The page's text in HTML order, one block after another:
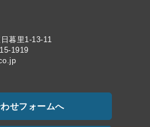
暮里1-13-11
1919
せフォームへ